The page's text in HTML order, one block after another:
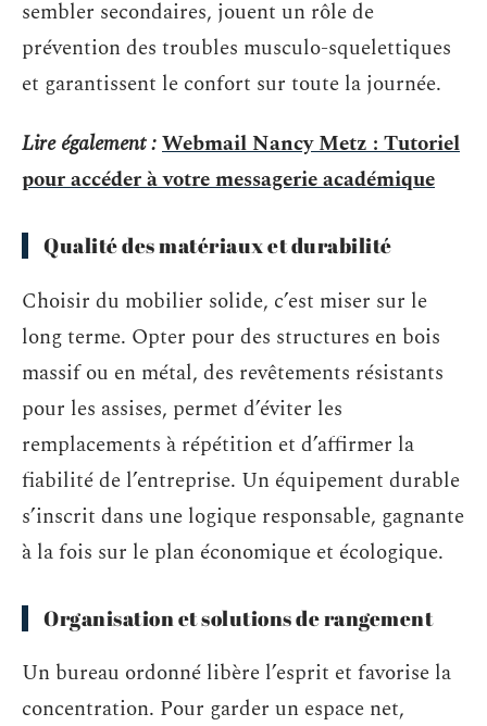
sembler secondaires, jouent un rôle de
prévention des troubles musculo-squelettiques
et garantissent le confort sur toute la journée.
Lire également :Webmail Nancy Metz : Tutoriel
pour accéder à votre messagerie académique
Qualité des matériaux et durabilité
Choisir du mobilier solide, c’est miser sur le
long terme. Opter pour des structures en bois
massif ou en métal, des revêtements résistants
pour les assises, permet d’éviter les
remplacements à répétition et d’affirmer la
fiabilité de l’entreprise. Un équipement durable
s’inscrit dans une logique responsable, gagnante
à la fois sur le plan économique et écologique.
Organisation et solutions de rangement
Un bureau ordonné libère l’esprit et favorise la
concentration. Pour garder un espace net,